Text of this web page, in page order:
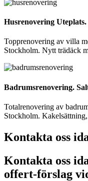
Husrenovering
Topprenovering av villa
Stockholm. Nytt trädäck
Badrumsrenovering.
Totalrenovering av
Stockholm.
Kontakta oss
Kontakta oss
offert-förslag